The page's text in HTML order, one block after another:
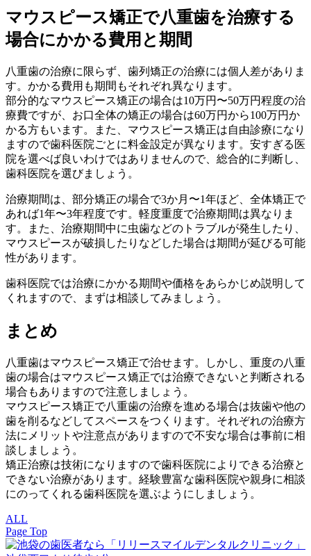
マウスピース矯正で八重歯を治療する
場合にかかる費用と期間
八重歯の治療に限らず、歯列矯正の治療には個人差がありま
す。かかる費用も期間もそれぞれ異なります。
部分的なマウスピース矯正の場合は10万円〜50万円程度の治
療費ですが、お口全体の矯正の場合は60万円から100万円か
かる方もいます。また、マウスピース矯正は自由診療になり
ますので歯科医院ごとに料金設定が異なります。安すぎる医
院を選べば良いわけではありませんので、総合的に判断し、
歯科医院を選びましょう。
治療期間は、部分矯正の場合で3か月〜1年ほど、全体矯正で
あれば1年〜3年程度です。軽度重度で治療期間は異なりま
す。また、治療期間中に虫歯などのトラブルが発生したり、
マウスピースが破損したりなどした場合は期間が延びる可能
性があります。
歯科医院では治療にかかる期間や価格をあらかじめ説明して
くれますので、まずは相談してみましょう。
まとめ
八重歯はマウスピース矯正で治せます。しかし、重度の八重
歯の場合はマウスピース矯正では治療できないと判断される
場合もありますので注意しましょう。
マウスピース矯正で八重歯の治療を進める場合は抜歯や他の
歯を削るなどしてスペースをつくります。それぞれの治療方
法にメリットや注意点がありますので不安な場合は事前に相
談しましょう。
矯正治療は技術になりますので歯科医院によりできる治療と
できない治療があります。経験豊富な歯科医院や親身に相談
にのってくれる歯科医院を選ぶようにしましょう。
ALL
Page Top